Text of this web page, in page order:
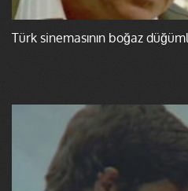
Türk sinemasının boğaz